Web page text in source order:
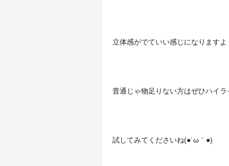
立体感がでていい感じになりますよ
普通じゃ物足りない方はぜひハイラ
試してみてくださいね(●´ω｀●)